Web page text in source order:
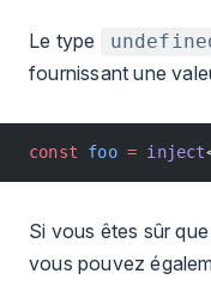
Le type
fournissant une
const foo = inject
Si vous êtes sûr
vous pouvez